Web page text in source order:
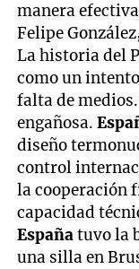
manera
Felipe
La historia del
como un
falta de
engañosa.
diseño
control
la cooperación
capacidad
Españatuvo la
una silla en